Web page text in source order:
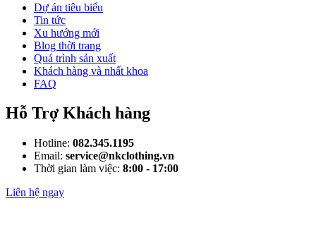
Dự án tiêu biểu
Tin tức
Xu hướng mới
Blog thời trang
Quá trình sản xuất
Khách hàng và nhất khoa
FAQ
Hỗ Trợ Khách hàng
Hotline: 082.345.1195
Email: service@nkclothing.vn
Thời gian làm việc: 8:00 - 17:00
Liên hệ ngay